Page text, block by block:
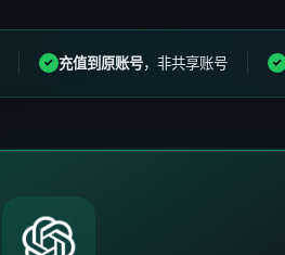
✓ 充值到原账号，非共享账号 ✓